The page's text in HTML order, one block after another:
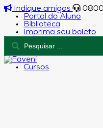
Indique amigos
Portal do Aluno
Biblioteca
Imprima seu boleto
Cursos